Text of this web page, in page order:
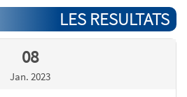
LES RESULTATS
08
Jan. 2023